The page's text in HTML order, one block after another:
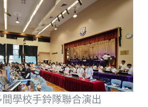
間學校手鈴隊聯合演出